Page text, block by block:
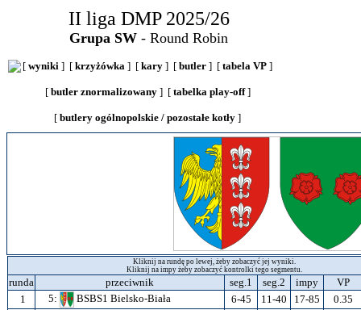
II liga DMP 2025/26
Grupa SW - Round Robin
[ wyniki ] [ krzyżówka ] [ kary ] [ butler ] [ tabela VP ]
[butler znormalizowany ] [tabelka play-off]
[ butlery ogólnopolskie / pozostałe kotły ]
Kliknij na rundę po lewej, żeby zobaczyć jej wyniki.
Kliknij na impy żeby zobaczyć kontrolki tego segmentu.
runda przeciwnik seg.1 seg.2 impy
VP
1
5: BSBS1 Bielsko-Biała 6-45 11-40 17-85
0.35